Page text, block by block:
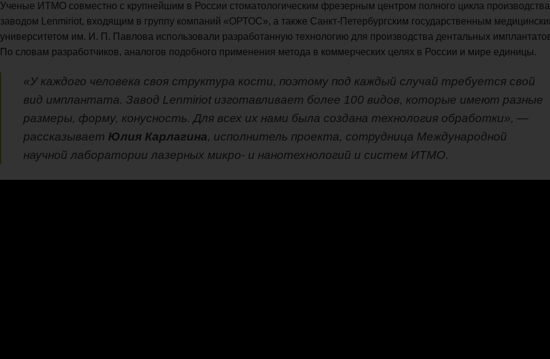
Ученые ИТМО совместно с крупнейшим в России стоматологическим фрезерным центром полного цикла
заводом Lenmiriot, входящим в группу компаний «ОРТОС», а также Санкт-Петербургским государственным
университетом им. И. П. Павлова использовали разработанную технологию для производства дентальных
По словам разработчиков, аналогов подобного применения метода в коммерческих целях в России и мире единицы.
«У каждого человека своя структура кости, поэтому под каждый случай требуется свой
вид имплантата. Завод Lenmiriot изготавливает более 100 видов, которые имеют разные
размеры, форму, конусность. Для всех их нами была создана технология обработки», —
рассказывает Юлия Карлагина, исполнитель проекта, сотрудница Международной
научной лаборатории лазерных микро- и нанотехнологий и систем ИТМО.